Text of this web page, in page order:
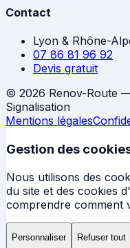
Contact
Lyon & Rhône-
07 86 81 96 92
Devis gratuit
© 2026 Renov-Route
Signalisation
Mentions légales
Gestion des
Nous utilisons des
du site et des cookies
comprendre comment
Personnaliser Refuser tout